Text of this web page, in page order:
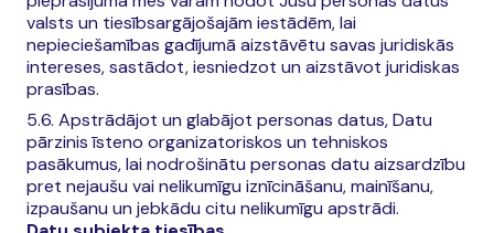
valsts un tiesībsargājošajām iestādēm, lai
nepieciešamības gadījumā aizstāvētu savas juridiskās
intereses, sastādot, iesniedzot un aizstāvot juridiskas
prasības.
5.6. Apstrādājot un glabājot personas datus, Datu
pārzinis īsteno organizatoriskos un tehniskos
pasākumus, lai nodrošinātu personas datu aizsardzību
pret nejaušu vai nelikumīgu iznīcināšanu, mainīšanu,
izpaušanu un jebkādu citu nelikumīgu apstrādi.